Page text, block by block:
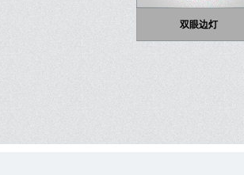
双眼边灯